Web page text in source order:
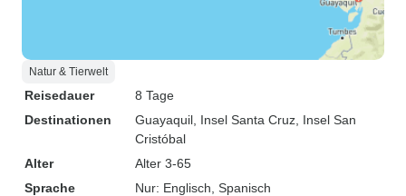
Natur & Tierwelt
Reisedauer
8 Tage
Destinationen
Guayaquil , Insel Santa Cruz , Insel San
Cristóbal
Alter
Alter 3-65
Sprache
Nur: Englisch, Spanisch